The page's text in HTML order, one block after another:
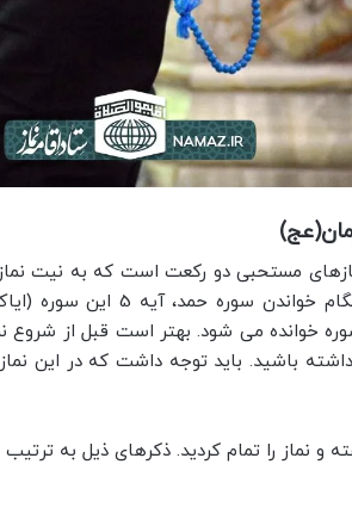
مستحبی دو رکعت است که به نیت
می شود. بهتر است قبل از شروع
و نماز را تمام کردید. ذکرهای ذیل به